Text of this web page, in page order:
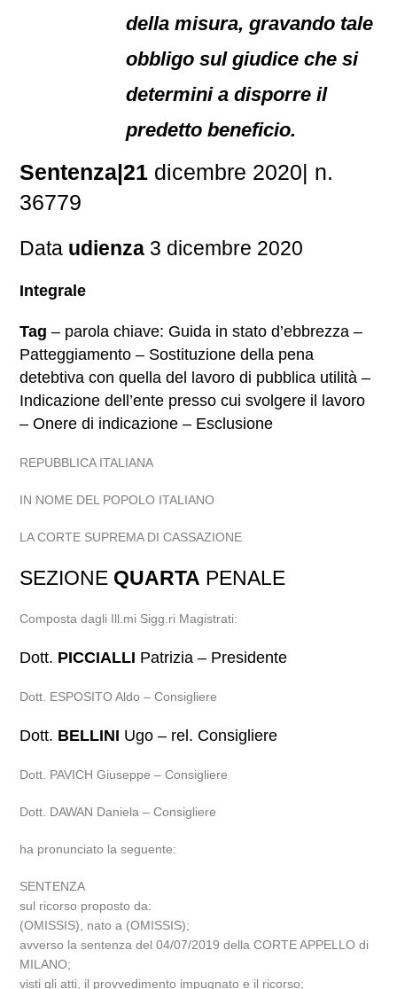
della misura, gravando tale
obbligo sul giudice che si
determini a disporre il
predetto beneficio.
Sentenza|21 dicembre 2020| n.
36779
Data udienza 3 dicembre 2020
Integrale
Tag – parola chiave: Guida in stato d’ebbrezza –
Patteggiamento – Sostituzione della pena
detebtiva con quella del lavoro di pubblica utilità –
Indicazione dell’ente presso cui svolgere il lavoro
– Onere di indicazione – Esclusione
REPUBBLICA ITALIANA
IN NOME DEL POPOLO ITALIANO
LA CORTE SUPREMA DI CASSAZIONE
SEZIONE QUARTA PENALE
Composta dagli Ill.mi Sigg.ri Magistrati:
Dott. PICCIALLI Patrizia – Presidente
Dott. ESPOSITO Aldo – Consigliere
Dott. BELLINI Ugo – rel. Consigliere
Dott. PAVICH Giuseppe – Consigliere
Dott. DAWAN Daniela – Consigliere
ha pronunciato la seguente:
SENTENZA
sul ricorso proposto da:
(OMISSIS), nato a (OMISSIS);
avverso la sentenza del 04/07/2019 della CORTE APPELLO di
MILANO;
visti gli atti, il provvedimento impugnato e il ricorso;